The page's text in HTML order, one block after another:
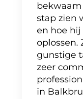
stap zien
en hoe hij
oplossen.
gunstige
zeer
in